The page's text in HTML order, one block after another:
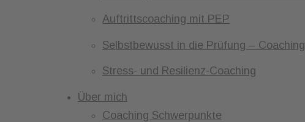
Auftrittscoaching mit PEP
Selbstbewusst in die Prüfung – Coaching
Stress- und Resilienz-Coaching
Über mich
Coaching Schwerpunkte